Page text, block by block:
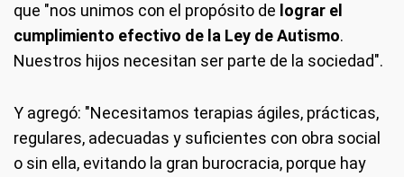
que "nos unimos con el propósito de lograr el
cumplimiento efectivo de la Ley de Autismo.
Nuestros hijos necesitan ser parte de la sociedad".
Y agregó: "Necesitamos terapias ágiles, prácticas,
regulares, adecuadas y suficientes con obra social
o sin ella, evitando la gran burocracia, porque hay